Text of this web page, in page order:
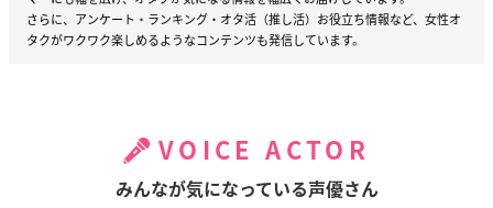
さらに、アンケート・ランキング・オタ活（推し活）お役立ち情報など、女性オ
タクがワクワク楽しめるようなコンテンツも発信しています。
VOICE ACTOR
みんなが気になっている声優さん